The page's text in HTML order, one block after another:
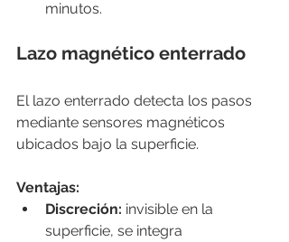
minutos.
Lazo magnético enterrado
El lazo enterrado detecta los pasos
mediante sensores magnéticos
ubicados bajo la superficie.
Ventajas:
Discreción: invisible en la
superficie, se integra